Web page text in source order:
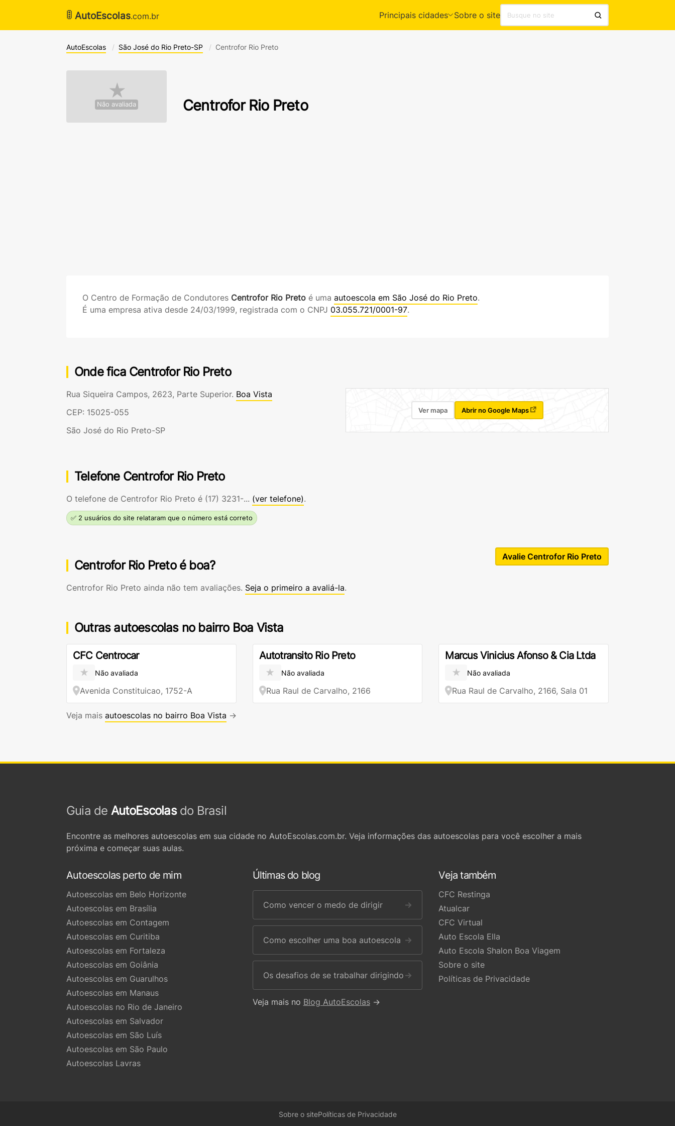
🚦 AutoEscolas.com.br Principais cidades Sobre o site
AutoEscolas São José do Rio Preto-SP Centrofor Rio Preto
★
Não avaliada Centrofor Rio Preto
O Centro de Formação de Condutores Centrofor Rio Preto é uma autoescola em São José do Rio Preto.
É uma empresa ativa desde 24/03/1999, registrada com o CNPJ 03.055.721/0001-97.
Onde fica Centrofor Rio Preto
Rua Siqueira Campos, 2623, Parte Superior. Boa Vista
CEP: 15025-055
São José do Rio Preto-SP
Ver mapa Abrir no Google Maps
Telefone Centrofor Rio Preto
O telefone de Centrofor Rio Preto é (17) 3231-... (ver telefone).
✅ 2 usuários do site relataram que o número está correto
Centrofor Rio Preto é boa?
Avalie Centrofor Rio Preto
Centrofor Rio Preto ainda não tem avaliações. Seja o primeiro a avaliá-la.
Outras autoescolas no bairro Boa Vista
CFC Centrocar
★ Não avaliada
Avenida Constituicao, 1752-A
Autotransito Rio Preto
★ Não avaliada
Rua Raul de Carvalho, 2166
Marcus Vinicius Afonso & Cia Ltda
★ Não avaliada
Rua Raul de Carvalho, 2166, Sala 01
Veja mais autoescolas no bairro Boa Vista →
Guia de AutoEscolasdo Brasil
Encontre as melhores autoescolas em sua cidade no AutoEscolas.com.br. Veja informações das autoescolas para você escolher a mais
próxima e começar suas aulas.
Autoescolas perto de mim
Autoescolas em Belo Horizonte
Autoescolas em Brasília
Autoescolas em Contagem
Autoescolas em Curitiba
Autoescolas em Fortaleza
Autoescolas em Goiânia
Autoescolas em Guarulhos
Autoescolas em Manaus
Autoescolas no Rio de Janeiro
Autoescolas em Salvador
Autoescolas em São Luís
Autoescolas em São Paulo
Autoescolas Lavras
Últimas do blog
Como vencer o medo de dirigir →
Como escolher uma boa autoescola →
Os desafios de se trabalhar dirigindo →
Veja mais no Blog AutoEscolas→
Veja também
CFC Restinga
Atualcar
CFC Virtual
Auto Escola Ella
Auto Escola Shalon Boa Viagem
Sobre o site
Políticas de Privacidade
Sobre o sitePolíticas de Privacidade